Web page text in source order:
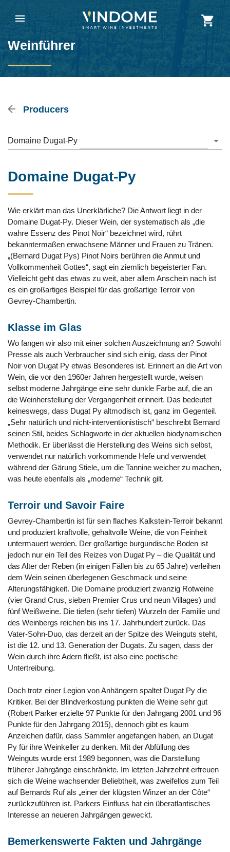
Weinführer
Producers
Domaine Dugat-Py
Domaine Dugat-Py
Wie erklärt man das Unerklärliche? Die Antwort liegt in der
Domaine Dugat-Py. Dieser Wein, der systematisch als „die
wahre Essenz des Pinot Noir“ bezeichnet wird, rührt
bekanntermaßen erwachsene Männer und Frauen zu Tränen.
„(Bernard Dugat Pys) Pinot Noirs berühren die Anmut und
Vollkommenheit Gottes“, sagt ein ziemlich begeisterter Fan.
Vielleicht geht das etwas zu weit, aber allem Anschein nach ist
es ein großartiges Beispiel für das großartige Terroir von
Gevrey-Chambertin.
Klasse im Glas
Wo fangen wir also mit einer solchen Auszeichnung an? Sowohl
Presse als auch Verbraucher sind sich einig, dass der Pinot
Noir von Dugat Py etwas Besonderes ist. Erinnert an die Art von
Wein, die vor den 1960er Jahren hergestellt wurde, weisen
selbst moderne Jahrgänge eine sehr dunkle Farbe auf, die an
die Weinherstellung der Vergangenheit erinnert. Das bedeutet
keineswegs, dass Dugat Py altmodisch ist, ganz im Gegenteil.
„Sehr natürlich und nicht-interventionistisch“ beschreibt Bernard
seinen Stil, beides Schlagworte in der aktuellen biodynamischen
Methodik. Er überlässt die Herstellung des Weins sich selbst,
verwendet nur natürlich vorkommende Hefe und verwendet
während der Gärung Stiele, um die Tannine weicher zu machen,
was heute ebenfalls als „moderne“ Technik gilt.
Terroir und Savoir Faire
Gevrey-Chambertin ist für sein flaches Kalkstein-Terroir bekannt
und produziert kraftvolle, gehaltvolle Weine, die von Feinheit
untermauert werden. Der großartige burgundische Boden ist
jedoch nur ein Teil des Reizes von Dugat Py – die Qualität und
das Alter der Reben (in einigen Fällen bis zu 65 Jahre) verleihen
dem Wein seinen überlegenen Geschmack und seine
Alterungsfähigkeit. Die Domaine produziert zwanzig Rotweine
(vier Grand Crus, sieben Premier Crus und neun Villages) und
fünf Weißweine. Die tiefen (sehr tiefen) Wurzeln der Familie und
des Weinbergs reichen bis ins 17. Jahrhundert zurück. Das
Vater-Sohn-Duo, das derzeit an der Spitze des Weinguts steht,
ist die 12. und 13. Generation der Dugats. Zu sagen, dass der
Wein durch ihre Adern fließt, ist also eine poetische
Untertreibung.
Doch trotz einer Legion von Anhängern spaltet Dugat Py die
Kritiker. Bei der Blindverkostung punkten die Weine sehr gut
(Robert Parker erzielte 97 Punkte für den Jahrgang 2001 und 96
Punkte für den Jahrgang 2015), dennoch gibt es kaum
Anzeichen dafür, dass Sammler angefangen haben, an Dugat
Py für ihre Weinkeller zu denken. Mit der Abfüllung des
Weinguts wurde erst 1989 begonnen, was die Darstellung
früherer Jahrgänge einschränkte. Im letzten Jahrzehnt erfreuen
sich die Weine wachsender Beliebtheit, was zweifellos zum Teil
auf Bernards Ruf als „einer der klügsten Winzer an der Côte“
zurückzuführen ist. Parkers Einfluss hat ein überatlantisches
Interesse an neueren Jahrgängen geweckt.
Bemerkenswerte Fakten und Jahrgänge